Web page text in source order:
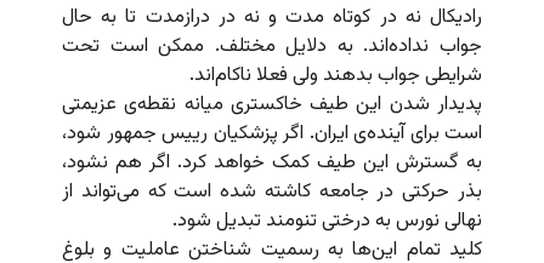
رادیکال نه در کوتاه مدت و نه در درازمدت تا به حال
جواب نداده‌اند. به دلایل مختلف. ممکن است تحت
شرایطی جواب بدهند ولی فعلا ناکام‌اند.
پدیدار شدن این طیف خاکستری میانه نقطه‌ی عزیمتی
است برای آینده‌ی ایران. اگر پزشکیان رییس جمهور شود،
به گسترش این طیف کمک خواهد کرد. اگر هم نشود،
بذر حرکتی در جامعه کاشته شده است که می‌تواند از
نهالی نورس به درختی تنومند تبدیل شود.
کلید تمام این‌ها به رسمیت شناختن عاملیت و بلوغ